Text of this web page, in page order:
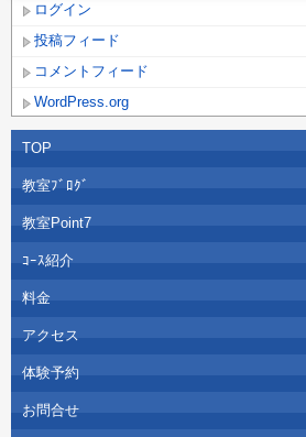
ログイン
投稿フィード
コメントフィード
WordPress.org
TOP
教室ﾌﾞﾛｸﾞ
教室Point7
ｺｰｽ紹介
料金
アクセス
体験予約
お問合せ